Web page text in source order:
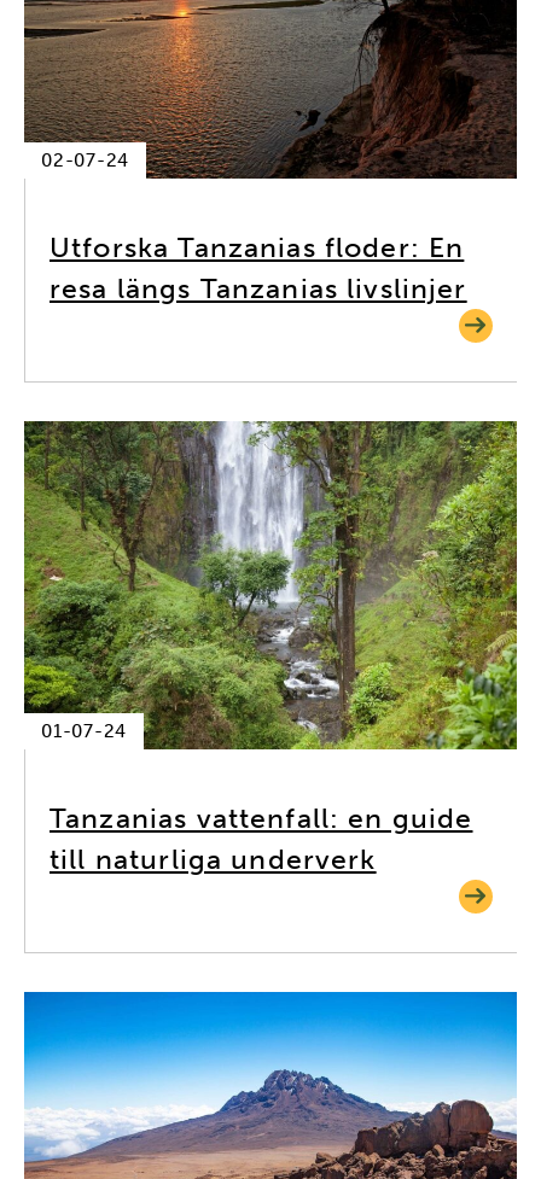
02-07-24
Utforska Tanzanias floder: En
resa längs Tanzanias livslinjer
01-07-24
Tanzanias vattenfall: en guide
till naturliga underverk